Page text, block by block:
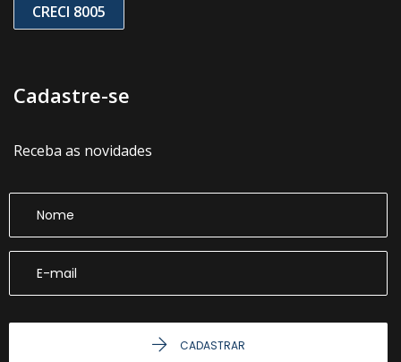
CRECI 8005
Cadastre-se
Receba as novidades
CADASTRAR